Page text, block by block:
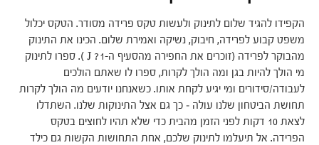
הקפידו להגיד שלום לתינוק ולעשות טקס פרידה מסודר. הטקס יכלול
משפט קבוע לפרידה, חיבוק, נשיקה ואמירת שלום. הכינו את התינוק
מהבוקר לפרידה (זוכרים את החפירה מהסעיף ה-1? J ). ספרו לתינוק
מי הולך להיות בגן ומה הולך לקרות, ספרו לו שאתם הולכים
לעבודה/סידורים ומי יגיע לקחת אותו. כשאנחנו יודעים מה הולך לקרות
תחושת הביטחון שלנו עולה – כך גם אצל התינוקות שלנו. השתדלו
לצאת 10 דקות לפני הזמן מהבית כדי שלא תהיו לחוצים בטקס
הפרידה. אל תיעלמו לתינוק שלכם, אחת התחושות הקשות גם כילד